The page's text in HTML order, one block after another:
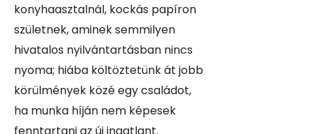
konyhaasztalnál, kockás papíron
születnek, aminek semmilyen
hivatalos nyilvántartásban nincs
nyoma; hiába költöztetünk át jobb
körülmények közé egy családot,
ha munka híján nem képesek
fenntartani az új ingatlant.